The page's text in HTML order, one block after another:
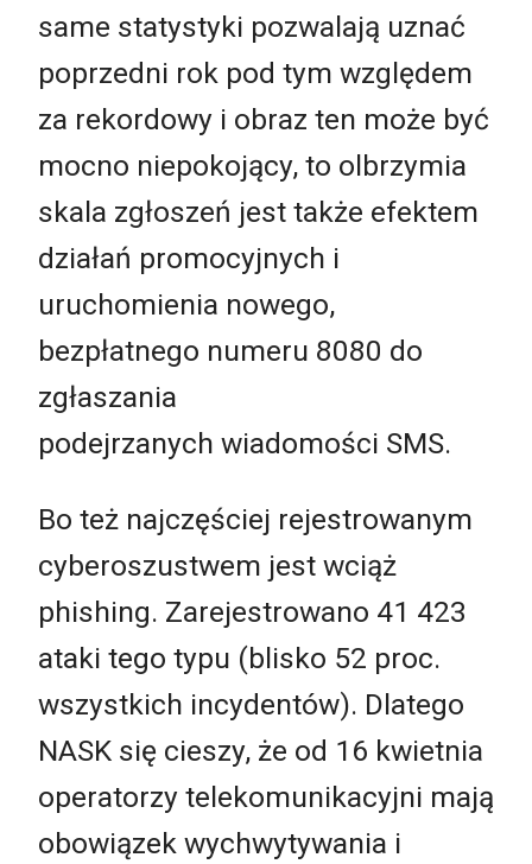
same statystyki pozwalają uznać
poprzedni rok pod tym względem
za rekordowy i obraz ten może być
mocno niepokojący, to olbrzymia
skala zgłoszeń jest także efektem
działań promocyjnych i
uruchomienia nowego,
bezpłatnego numeru 8080 do
zgłaszania
podejrzanych wiadomości SMS.
Bo też najczęściej rejestrowanym
cyberoszustwem jest wciąż
phishing. Zarejestrowano 41 423
ataki tego typu (blisko 52 proc.
wszystkich incydentów). Dlatego
NASK się cieszy, że od 16 kwietnia
operatorzy telekomunikacyjni mają
obowiązek wychwytywania i